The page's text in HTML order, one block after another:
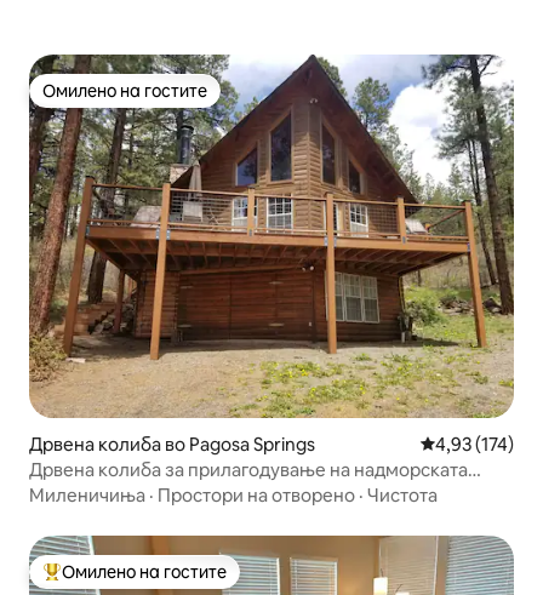
Омилено на гостите
Омилено на гостите
Дрвена колиба во Pagosa Springs Просечна
4,93 (174)
Дрвена колиба за прилагодување на надморската
височина - во близина на Волф Крик
Миленичиња · Простори на отворено · Чистота
Меѓу најуспешните „Омилени на гостите“
Омилено на гостите